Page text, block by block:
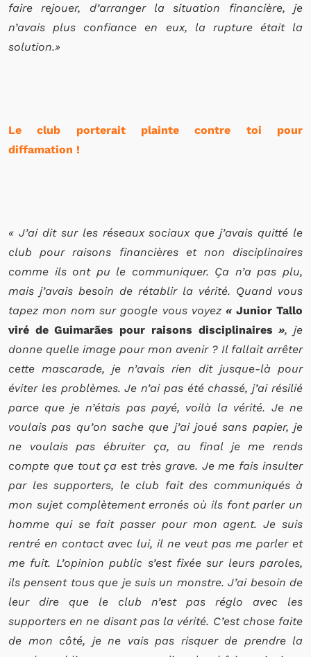
faire rejouer, d’arranger la situation financière, je
n’avais plus confiance en eux, la rupture était la
solution.»
Le club porterait plainte contre toi pour
diffamation !
« J’ai dit sur les réseaux sociaux que j’avais quitté le
club pour raisons financières et non disciplinaires
comme ils ont pu le communiquer. Ça n’a pas plu,
mais j’avais besoin de rétablir la vérité. Quand vous
tapez mon nom sur google vous voyez « Junior Tallo
viré de Guimarães pour raisons disciplinaires », je
donne quelle image pour mon avenir ? Il fallait arrêter
cette mascarade, je n’avais rien dit jusque-là pour
éviter les problèmes. Je n’ai pas été chassé, j’ai résilié
parce que je n’étais pas payé, voilà la vérité. Je ne
voulais pas qu’on sache que j’ai joué sans papier, je
ne voulais pas ébruiter ça, au final je me rends
compte que tout ça est très grave. Je me fais insulter
par les supporters, le club fait des communiqués à
mon sujet complètement erronés où ils font parler un
homme qui se fait passer pour mon agent. Je suis
rentré en contact avec lui, il ne veut pas me parler et
me fuit. L’opinion public s’est fixée sur leurs paroles,
ils pensent tous que je suis un monstre. J’ai besoin de
leur dire que le club n’est pas réglo avec les
supporters en ne disant pas la vérité. C’est chose faite
de mon côté, je ne vais pas risquer de prendre la